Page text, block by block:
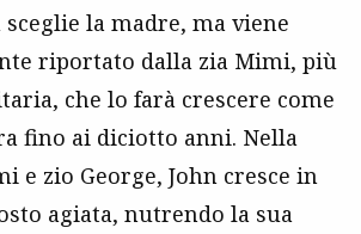
sceglie la madre, ma viene
riportato dalla zia Mimi, più
che lo farà crescere come
fino ai diciotto anni. Nella
e zio George, John cresce in
agiata, nutrendo la sua